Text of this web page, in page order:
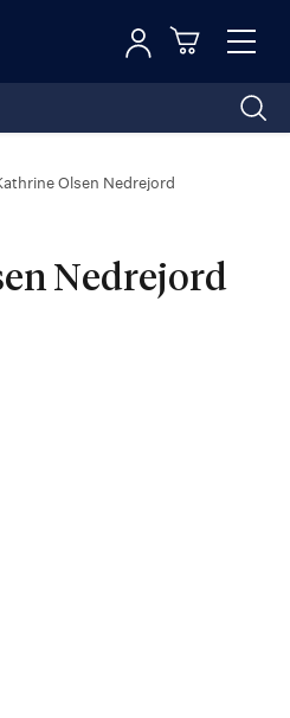
Toggle
Logg inn
Olsen Nedrejord
Nedrejord